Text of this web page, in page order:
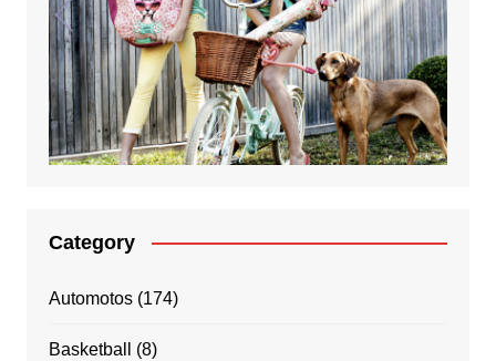
Category
Automotos(174)
Basketball (8)